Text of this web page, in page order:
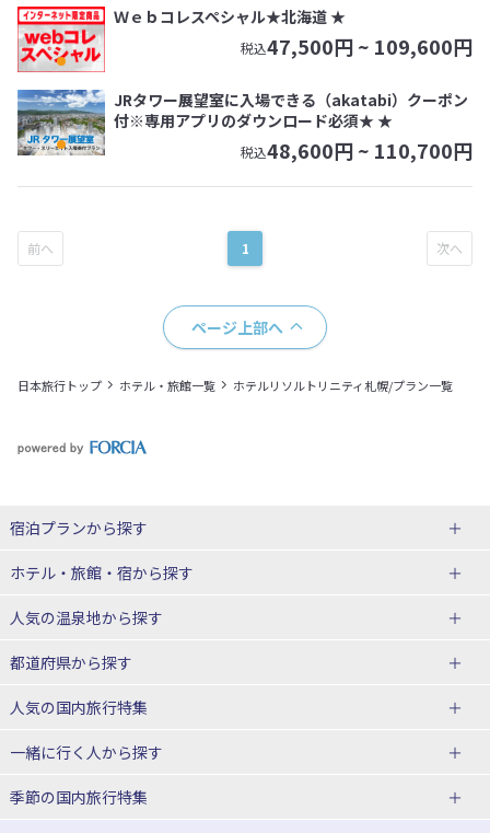
Ｗｅｂコレスペシャル★北海道 ★
税込47,500円 ~ 109,600円
JRタワー展望室に入場できる（akatabi）クーポン
付※専用アプリのダウンロード必須★ ★
税込48,600円 ~ 110,700円
1
ページ上部へ
日本旅行トップ ホテル・旅館一覧 ホテルリソルトリニティ札幌/プラン一覧
宿泊プランから探す
北海道
東北
青森県
宮城県
山形県
関東
ホテル・旅館・宿から探す
北海道ホテル・旅館
青森県ホテル・旅館
宮城県ホテル・旅館
山形県ホテル・旅館
人気の温泉地から探す
北海道
湯の川温泉(北海道)
十勝川温泉(北海道)
洞爺湖温泉(北海道)
都道府県から探す
北海道旅行・ツアー
東北
人気の国内旅行特集
東京ディズニーリゾート®への旅
ユニバーサル・スタジオ・ジャパ
一緒に行く人から探す
一人旅 国内版
季節の国内旅行特集